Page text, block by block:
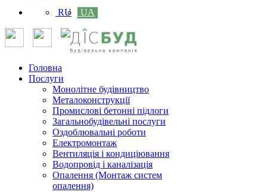
RU UA
Головна
Послуги
Монолітне будівництво
Металоконструкції
Промислові бетонні підлоги
Загальнобудівельні послуги
Оздоблювальні роботи
Електромонтаж
Вентиляція і кондиціювання
Водопровід і каналізація
Опалення (Монтаж систем
опалення)